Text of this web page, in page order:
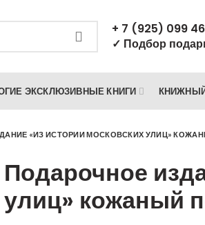
+ 7 (925) 099 46
✓ Подбор
ЭКСКЛЮЗИВНЫЕ КНИГИ
«ИЗ ИСТОРИИ МОСКОВСКИХ УЛИЦ»
Подарочное
улиц» кожаный